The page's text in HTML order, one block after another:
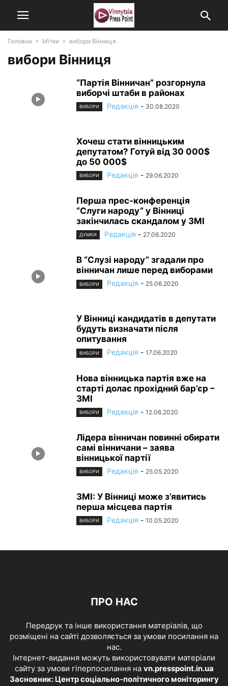
Головна Мітки вибори Вінниця
вибори Вінниця
“Партія Вінничан” розгорнула
виборчі штаби в районах
ВИБОРИ Редакція - 30.08.2020
Хочеш стати вінницьким
депутатом? Готуй від 30 000$
до 50 000$
ВИБОРИ Редакція - 29.06.2020
Перша прес-конференція
“Слуги народу” у Вінниці
закінчилась скандалом у ЗМІ
ДУМКИ Редакція - 27.06.2020
В “Слузі народу” згадали про
вінничан лише перед виборами
ВИБОРИ Редакція - 25.06.2020
У Вінниці кандидатів в депутати
будуть визначати після
опитування
ВИБОРИ Редакція - 17.06.2020
Нова вінницька партія вже на
старті долає прохідний бар’єр –
ЗМІ
ВИБОРИ Редакція - 12.06.2020
Лідера вінничан повинні обирати
самі вінничани – заява
вінницької партії
ВИБОРИ Редакція - 25.05.2020
ЗМІ: У Вінниці може з’явитись
перша місцева партія
ВИБОРИ Редакція - 10.05.2020
ПРО НАС
Передрук та інше використання матеріалів, що
розміщені на сайті дозволяється за умови посилання на
нас.
Інтернет-видання можуть використовувати матеріали
сайту за умови гіперпосилання на vn.presspoint.in.ua
Засновник: Центр соціально-політичного моніторингу